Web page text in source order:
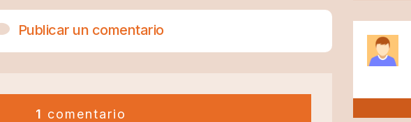
Publicar un comentario
1 comentario